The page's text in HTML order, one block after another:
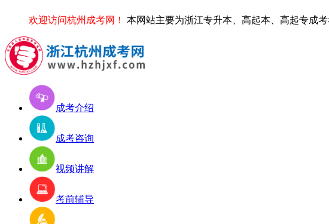
欢迎访问杭州成考网！ 本网站主要为浙江专升本、高起本、高起专成
成考介绍
成考咨询
视频讲解
考前辅导